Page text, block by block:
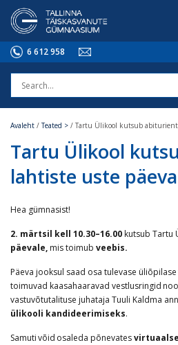
6 612 958
Avaleht /Teated > / Tartu Ülikool kutsub
Tartu Ülikool
lahtiste uste
Hea gümnasist!
2. märtsil kell 10.30–16.00 kutsub Tartu
päevale, mis toimub veebis.
Päeva jooksul saad osa tulevase üliõpilase
toimuvad kaasahaaravad vestlusringid
vastuvõtutalituse juhataja Tuuli Kaldma
ülikooli kandideerimiseks.
Samuti võid osaleda põnevates